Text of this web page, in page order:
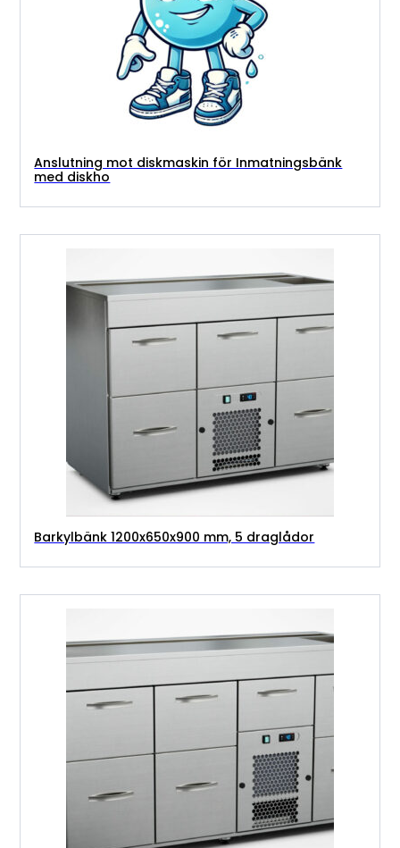
Anslutning mot diskmaskin för Inmatningsbänk
med diskho
Barkylbänk 1200x650x900 mm, 5 draglådor